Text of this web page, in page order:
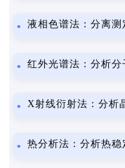
液相色谱法：分离
红外光谱法：分析分
X射线衍射法：分析
热分析法：分析热